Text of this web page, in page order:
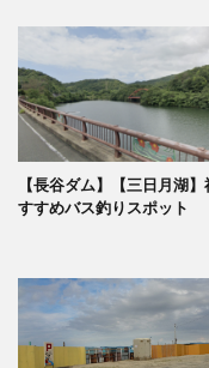
【長谷ダム】【三日月湖
すすめバス釣りスポット